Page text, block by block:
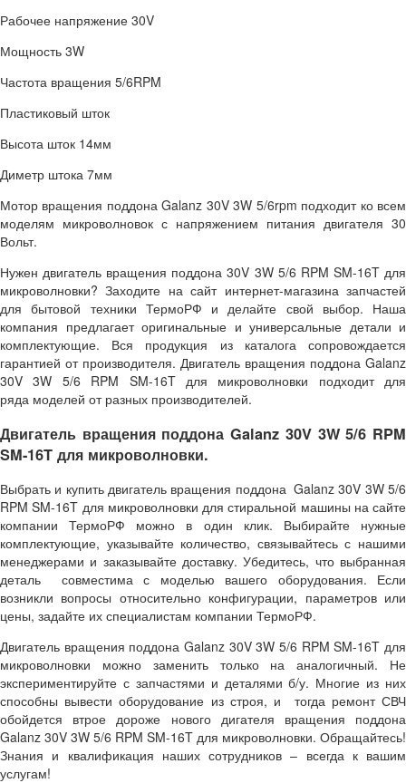
Рабочее напряжение 30V
Мощность 3W
Частота вращения 5/6RPM
Пластиковый шток
Высота шток 14мм
Диметр штока 7мм
Мотор вращения поддона Galanz 30V 3W 5/6rpm подходит ко всем
моделям микроволновок с напряжением питания двигателя 30
Вольт.
Нужен двигатель вращения поддона 30V 3W 5/6 RPM SM-16T для
микроволновки? Заходите на сайт интернет-магазина запчастей
для бытовой техники ТермоРФ и делайте свой выбор. Наша
компания предлагает оригинальные и универсальные детали и
комплектующие. Вся продукция из каталога сопровождается
гарантией от производителя. Двигатель вращения поддона Galanz
30V 3W 5/6 RPM SM-16T для микроволновки подходит для
ряда моделей от разных производителей.
Двигатель вращения поддона Galanz 30V 3W 5/6 RPM
SM-16T для микроволновки.
Выбрать и купить двигатель вращения поддона Galanz 30V 3W 5/6
RPM SM-16T для микроволновки для стиральной машины на сайте
компании ТермоРФ можно в один клик. Выбирайте нужные
комплектующие, указывайте количество, связывайтесь с нашими
менеджерами и заказывайте доставку. Убедитесь, что выбранная
деталь совместима с моделью вашего оборудования. Если
возникли вопросы относительно конфигурации, параметров или
цены, задайте их специалистам компании ТермоРФ.
Двигатель вращения поддона Galanz 30V 3W 5/6 RPM SM-16T для
микроволновки можно заменить только на аналогичный. Не
экспериментируйте с запчастями и деталями б/у. Многие из них
способны вывести оборудование из строя, и тогда ремонт СВЧ
обойдется втрое дороже нового дигателя вращения поддона
Galanz 30V 3W 5/6 RPM SM-16T для микроволновки. Обращайтесь!
Знания и квалификация наших сотрудников – всегда к вашим
услугам!